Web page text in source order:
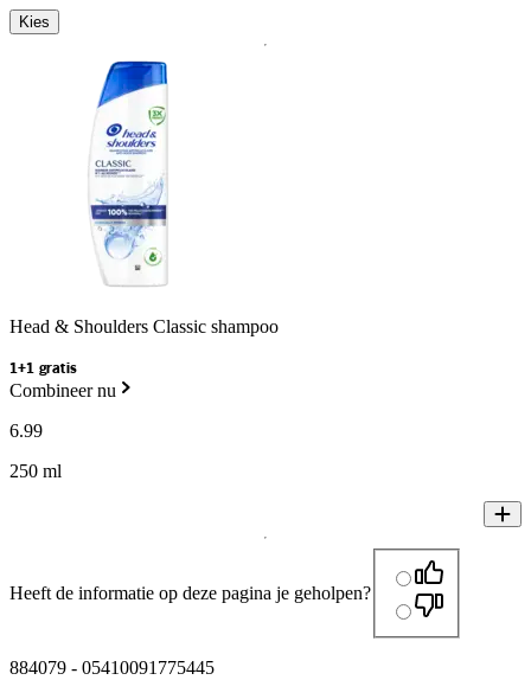
Kies
Head & Shoulders Classic shampoo
1+1 gratis
Combineer nu
6.99
250 ml
Heeft de informatie op deze pagina je geholpen?
884079 - 05410091775445